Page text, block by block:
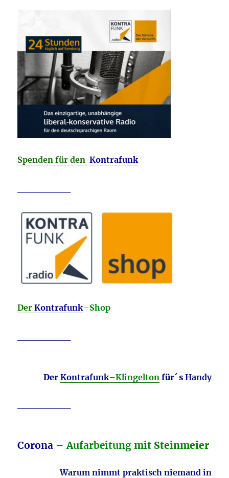
Spenden für denKontrafunk
DerKontrafunk–Shop
Der Kontrafunk–Klingelton für´ s Handy
Corona –Aufarbeitung mit Steinmeier
Warum nimmt praktisch niemand in